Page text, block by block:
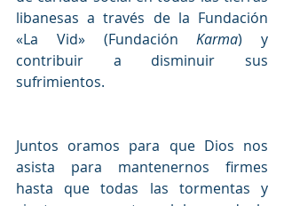
libanesas a través de la Fundación
«La Vid» (Fundación Karma) y
contribuir a disminuir sus
sufrimientos.
Juntos oramos para que Dios nos
asista para mantenernos firmes
hasta que todas las tormentas y